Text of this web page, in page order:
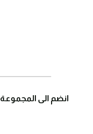
انضم الى المجموعة